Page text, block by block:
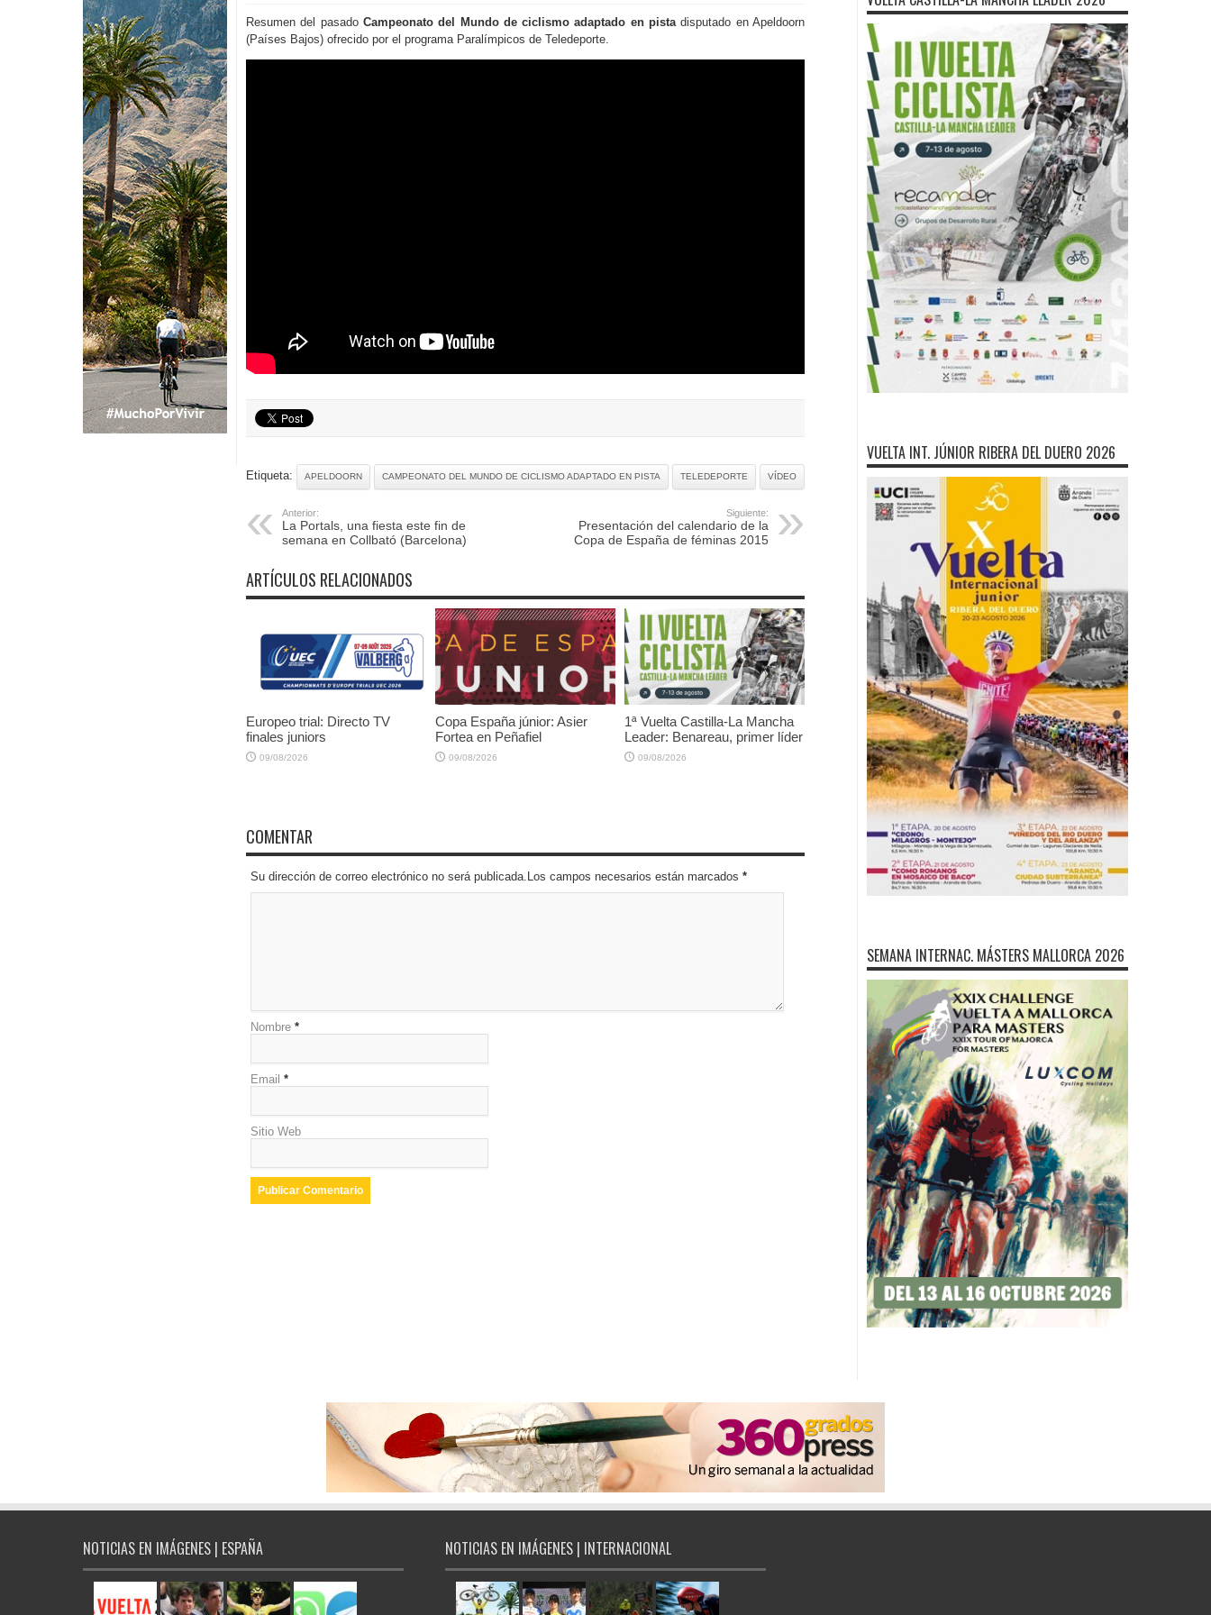
Resumen del pasado Campeonato del Mundo de ciclismo adaptado en pistadisputado en Apeldoorn
(Países Bajos) ofrecido por el programa Paralímpicos de Teledeporte.
Etiqueta: APELDOORN CAMPEONATO DEL MUNDO DE CICLISMO ADAPTADO EN PISTA TELEDEPORTE VÍDEO
Anterior:
La Portals, una fiesta este fin de
semana en Collbató (Barcelona)
Siguiente:
Presentación del calendario de la
Copa de España de féminas 2015
ARTÍCULOS RELACIONADOS
Europeo trial: Directo TV
finales juniors
09/08/2026
Copa España júnior: Asier
Fortea en Peñafiel
09/08/2026
1ª Vuelta Castilla-La Mancha
Leader: Benareau, primer líder
09/08/2026
COMENTAR
Su dirección de correo electrónico no será publicada.Los campos necesarios están marcados *
Nombre *
Email *
Sitio Web
VUELTA INT. JÚNIOR RIBERA DEL DUERO 2026
SEMANA INTERNAC. MÁSTERS MALLORCA 2026
NOTICIAS EN IMÁGENES | ESPAÑA NOTICIAS EN IMÁGENES | INTERNACIONAL